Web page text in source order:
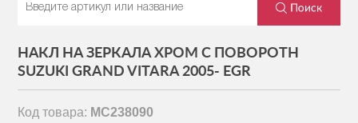
НАКЛ НА ЗЕРКАЛА ХРОМ С ПОВОРОТН
SUZUKI GRAND VITARA 2005- EGR
Код товара: MC238090